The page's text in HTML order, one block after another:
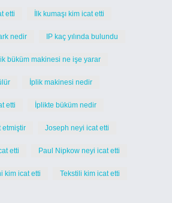
etti İlk kumaşı kim icat etti
nedir IP kaç yılında bulundu
büküm makinesi ne işe yarar
İplik makinesi nedir
etti İplikte büküm nedir
etmiştir Joseph neyi icat etti
etti Paul Nipkow neyi icat etti
kim icat etti Tekstili kim icat etti